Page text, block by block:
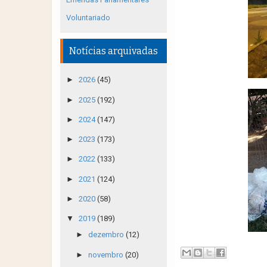
Voluntariado
Notícias arquivadas
► 2026 (45)
► 2025 (192)
► 2024(147)
► 2023 (173)
► 2022 (133)
► 2021 (124)
► 2020 (58)
▼ 2019 (189)
► dezembro (12)
► novembro (20)